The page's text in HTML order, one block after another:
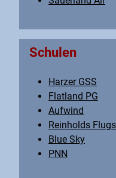
Schulen
Harzer GSS
Flatland PG
Aufwind
Reinholds
Blue Sky
PNN